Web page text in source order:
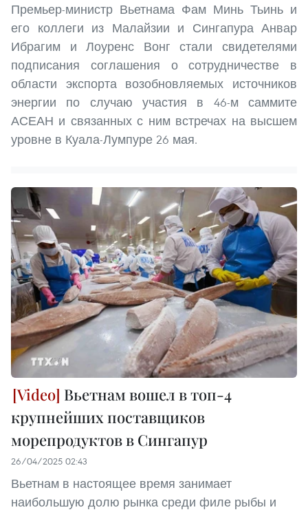
Премьер-министр Вьетнама Фам Минь Тьинь и
его коллеги из Малайзии и Сингапура Анвар
Ибрагим и Лоуренс Вонг стали свидетелями
подписания соглашения о сотрудничестве в
области экспорта возобновляемых источников
энергии по случаю участия в 46-м саммите
АСЕАН и связанных с ним встречах на высшем
уровне в Куала-Лумпуре 26 мая.
Вьетнам вошел в топ-4
крупнейших поставщиков
морепродуктов в Сингапур
26/04/2025 02:43
Вьетнам в настоящее время занимает
наибольшую долю рынка среди филе рыбы и